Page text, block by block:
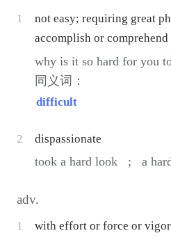
1
not easy; requiring great
accomplish or comprehend
why is it so hard for you
同义词：
difficult
2 dispassionate
took a hard look ; a
adv.
1 with effort or force or vigor